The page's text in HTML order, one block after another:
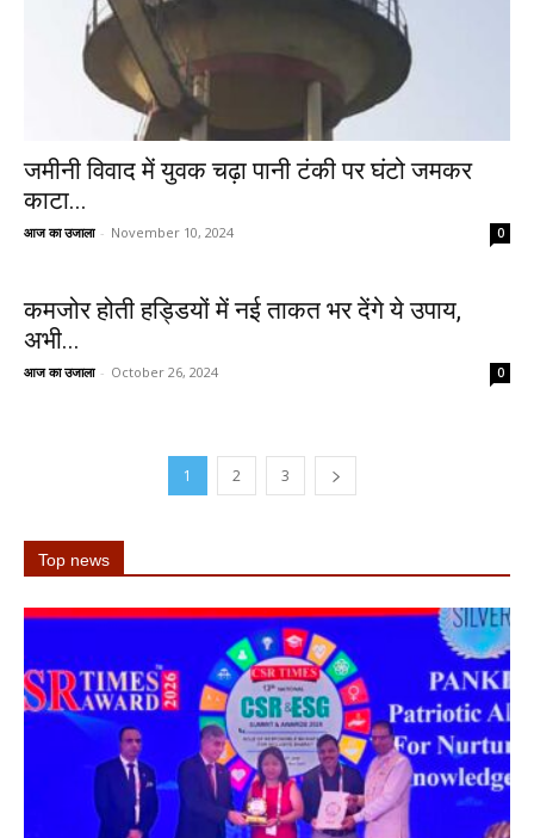
जमीनी विवाद में युवक चढ़ा पानी टंकी पर घंटो जमकर
काटा...
आज का उजाला - November 10, 2024 0
कमजोर होती हड्डियों में नई ताकत भर देंगे ये उपाय,
अभी...
आज का उजाला - October 26, 2024 0
1 2 3
Top news